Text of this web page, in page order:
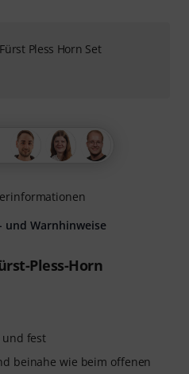
Pless-Horn
fest
beinahe wie beim offenen
und Warnhinweise
Pless Horn Set